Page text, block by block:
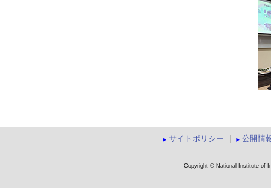
サイトポリシー 公開情
Copyright © National Institute of